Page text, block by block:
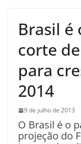
Brasil
corte
para
2014
9 de julho de 2013
O Brasil é o
projeção do